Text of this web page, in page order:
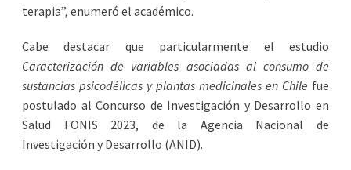
terapia”, enumeró el académico.
Cabe destacar que particularmente el estudio
Caracterización de variables asociadas al consumo de
sustancias psicodélicas y plantas medicinales en Chile fue
postulado al Concurso de Investigación y Desarrollo en
Salud FONIS 2023, de la Agencia Nacional de
Investigación y Desarrollo (ANID).